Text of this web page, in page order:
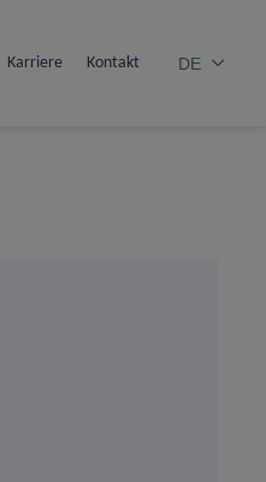
Karriere Kontakt DE